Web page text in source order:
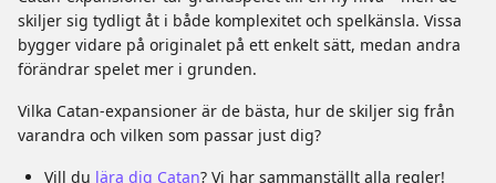
skiljer sig tydligt åt i både komplexitet och spelkänsla. Vissa
bygger vidare på originalet på ett enkelt sätt, medan andra
förändrar spelet mer i grunden.
Vilka Catan-expansioner är de bästa, hur de skiljer sig från
varandra och vilken som passar just dig?
Vill du lära dig Catan? Vi har sammanställt alla regler!